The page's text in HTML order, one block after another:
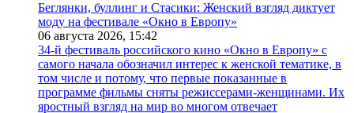
Беглянки, буллинг и Стасики: Женский взгляд диктует
моду на фестивале «Окно в Европу»
06 августа 2026, 15:42
34-й фестиваль российского кино «Окно в Европу» с
самого начала обозначил интерес к женской тематике, в
том числе и потому, что первые показанные в
программе фильмы сняты режиссерами-женщинами. Их
яростный взгляд на мир во многом отвечает